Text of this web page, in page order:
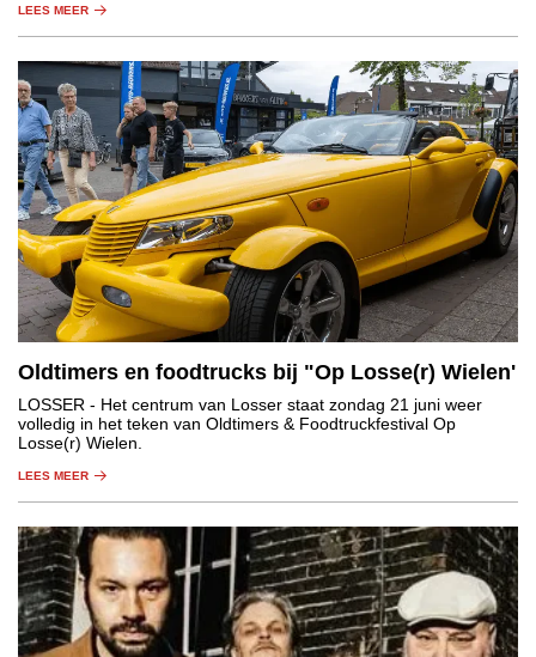
LEES MEER
Oldtimers en foodtrucks bij "Op Losse(r) Wielen'
LOSSER - Het centrum van Losser staat zondag 21 juni weer
volledig in het teken van Oldtimers & Foodtruckfestival Op
Losse(r) Wielen.
LEES MEER